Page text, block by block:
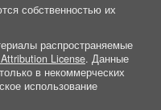
собственностью их
распространяемые
License. Данные
в некоммерческих
использование